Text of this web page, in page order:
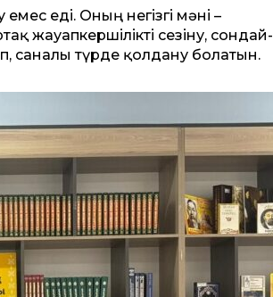
еді. Оның негізгі мәні –
жауапкершілікті сезіну, сондай-
саналы түрде қолдану болатын.